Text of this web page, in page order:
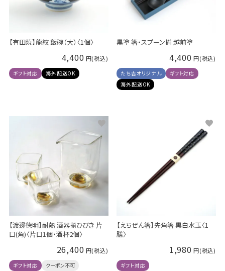
【有田焼】龍紋 飯碗（大）〈1個〉
4,400
ギフト対応 海外配送OK
黒塗 箸・スプーン揃 越前塗
4,400
たち吉オリジナル
ギフト対応
海外配送OK
【渡邊徳明】耐熱 酒器揃ひびき 片
口(角)〈片口1個・酒杯2個〉
26,400
ギフト対応 クーポン不可
【えちぜん箸】先角箸 黒白水玉〈1
膳〉
1,980
ギフト対応